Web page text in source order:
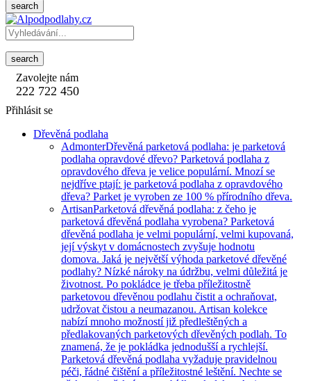
search
search
Zavolejte nám
222 722 450
Přihlásit se
Dřevěná podlaha
AdmonterDřevěná parketová podlaha: je parketová
podlaha opravdové dřevo? Parketová podlaha z
opravdového dřeva je velice populární. Mnozí se
nejdříve ptají: je parketová podlaha z opravdového
dřeva? Parket je vyroben ze 100 % přírodního dřeva.
ArtisanParketová dřevěná podlaha: z čeho je
parketová dřevěná podlaha vyrobena? Parketová
dřevěná podlaha je velmi populární, velmi kupovaná,
její výskyt v domácnostech zvyšuje hodnotu
domova. Jaká je největší výhoda parketové dřevěné
podlahy? Nízké nároky na údržbu, velmi důležitá je
životnost. Po pokládce je třeba příležitostně
parketovou dřevěnou podlahu čistit a ochraňovat,
udržovat čistou a neumazanou. Artisan kolekce
nabízí mnoho možností již předleštěných a
předlakovaných parketových dřevěných podlah. To
znamená, že je pokládka jednodušší a rychlejší.
Parketová dřevěná podlaha vyžaduje pravidelnou
péči, řádné čištění a příležitostné leštění. Nechte se